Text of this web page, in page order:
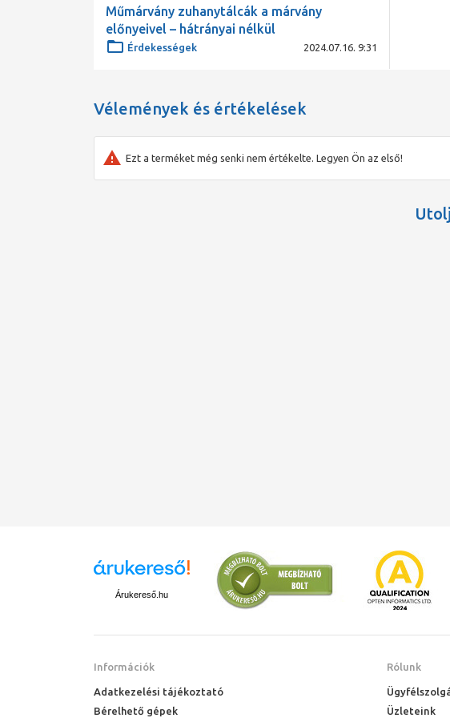
Műmárvány zuhanytálcák a márvány
előnyeivel – hátrányai nélkül
Érdekességek 2024.07.16. 9:31
Vélemények és értékelések
Ezt a terméket még senki nem értékelte. Legyen Ön az első!
Árukereső.hu
Információk
Adatkezelési tájékoztató
Bérelhető gépek
Rólunk
Üzleteink